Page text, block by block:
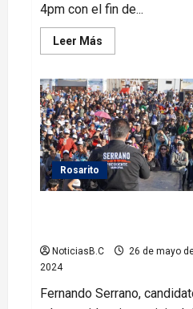
4pm con el fin de...
Leer Más
más
Con
una
“Fosfo
Fest
Emprendedor”
Karely
Leal
realizará
su
cierre
Rosarito
NoticiasB.C
26 de mayo
2024
Fernando Serrano,